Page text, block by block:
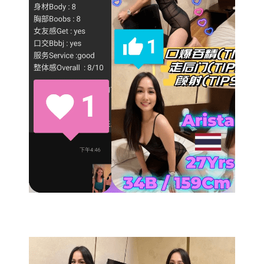
Skudai
Bukit Indah
Bukit Indah 2
Bukit Indah 3
Mount Austin 2
Desa Tebrau